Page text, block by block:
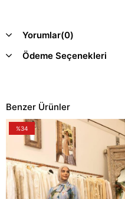
Yorumlar(0)
Ödeme Seçenekleri
Benzer Ürünler
%34